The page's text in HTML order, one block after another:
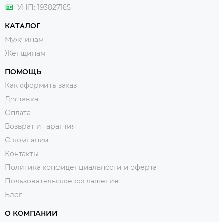
УНП: 193827185
КАТАЛОГ
Мужчинам
Женщинам
ПОМОЩЬ
Как оформить заказ
Доставка
Оплата
Возврат и гарантия
О компании
Контакты
Политика конфиденциальности и оферта
Пользовательское соглашение
Блог
О КОМПАНИИ